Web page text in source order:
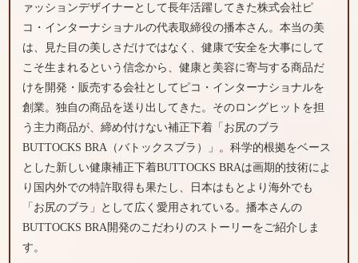
ァッションデザイナーとして長年活躍してきた株式会社ピ
コ・インターナショナルの代表取締役の播本さん。本当の美
は、見た目の美しさだけではなく、健康で安全を大事にして
こそ生まれるという信念から、健康と美容に寄与する商品だ
けを開発・販売する会社としてピコ・インターナショナルを
創業。独自の商品を送り出してきた。そのロングヒットを担
う主力商品が、締め付けない補正下着「お尻のブラ
BUTTOCKS BRA（バトックスブラ）」。科学的根拠をベース
とした新しい健康補正下着BUTTOCKS BRAは画期的技術によ
り国内外での特許取得も果たし、日本はもとより海外でも
「お尻のブラ」として広く愛用されている。播本さんの
BUTTOCKS BRA開発のこだわりのストーリーをご紹介しま
す。